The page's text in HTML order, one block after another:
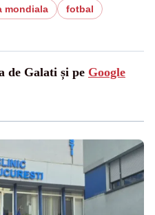
mondiala
fotbal
de Galati și pe Google